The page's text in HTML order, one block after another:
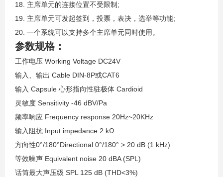
18. 主席单元的连接位置不受限制;
19. 主席单元可发起签到，投票，表决，选举等功能;
20. 一个系统可以支持多个主席单元同时使用。
参数规格：
工作电压 Working Voltage DC24V
输入、输出 Cable DIN-8P或CAT6
输入 Capsule 心形指向性驻极体 Cardioid
灵敏度 Sensitivity -46 dBV/Pa
频率响应 Frequency response 20Hz~20KHz
输入阻抗 Input impedance 2 kΩ
方向性0°/180°Directional 0°/180° > 20 dB (1 kHz)
等效噪声 Equivalent noise 20 dBA (SPL)
话筒最大声压级 SPL 125 dB (THD<3%)